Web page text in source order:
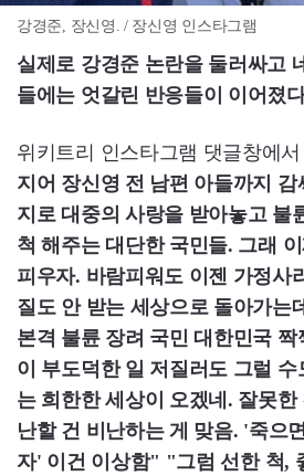
강경준, 장신영. / 장신영 인스타그램
실제로 강경준 논란을 둘러싸고
들에는 엇갈린 반응들이 이어졌
위키트리 인스타그램 댓글창에
지어 장신영 전 남편 아들까지 감
지로 대중의 사랑을 받아놓고 불
척 해주는 대단한 국민들. 그래
피우자. 바람피워도 이젠 가정사
질도 안 받는 세상으로 돌아가는
본격 불륜 장려 국민 대한민국
이 부도덕한 일 저질러도 그럴
는 희한한 세상이 오겠네. 잘못한
난할 건 비난하는 게 맞음. '죽으
자' 이건 이상함" "그럼 선한 척,